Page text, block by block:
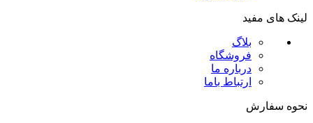
لینک های مفید
بلاگ
فروشگاه
درباره ما
ارتباط باما
نحوه سفارش